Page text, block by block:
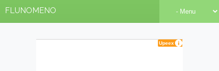
FLUNOMENO